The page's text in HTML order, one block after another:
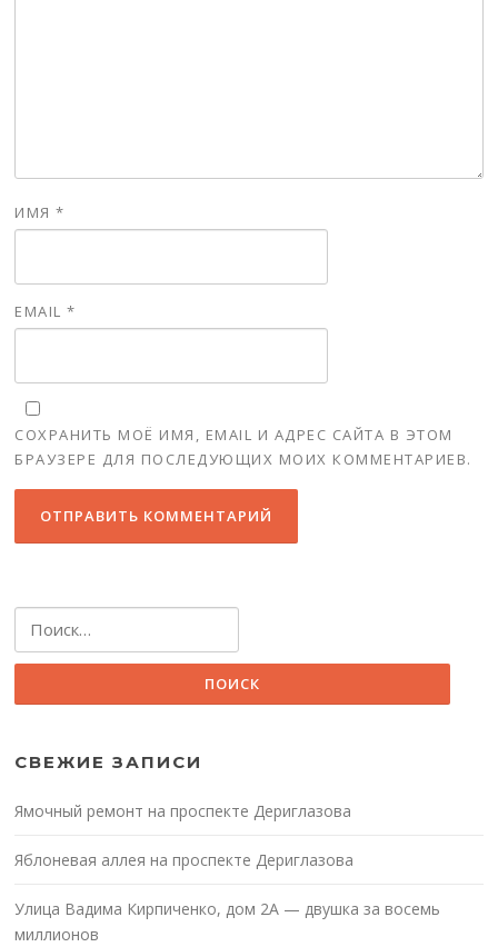
ИМЯ*
EMAIL*
СОХРАНИТЬ МОЁ ИМЯ, EMAIL И АДРЕС САЙТА В ЭТОМ
БРАУЗЕРЕ ДЛЯ ПОСЛЕДУЮЩИХ МОИХ КОММЕНТАРИЕВ.
СВЕЖИЕ ЗАПИСИ
Ямочный ремонт на проспекте Дериглазова
Яблоневая аллея на проспекте Дериглазова
Улица Вадима Кирпиченко, дом 2А — двушка за восемь
миллионов